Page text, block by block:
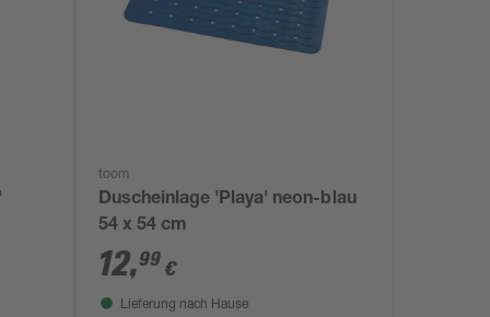
toom
Duscheinlage 'Playa' neon-blau
54 x 54 cm
12,99 €
Lieferung nach Hause